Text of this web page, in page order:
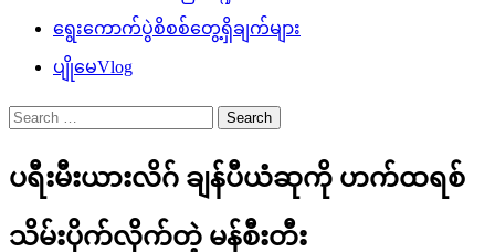
ရွေးကောက်ပွဲစိစစ်တွေ့ရှိချက်များ
ပျိုမေVlog
Search
for:
ပရီးမီးယားလိဂ် ချန်ပီယံဆုကို ဟက်ထရစ်
သိမ်းပိုက်လိုက်တဲ့ မန်စီးတီး